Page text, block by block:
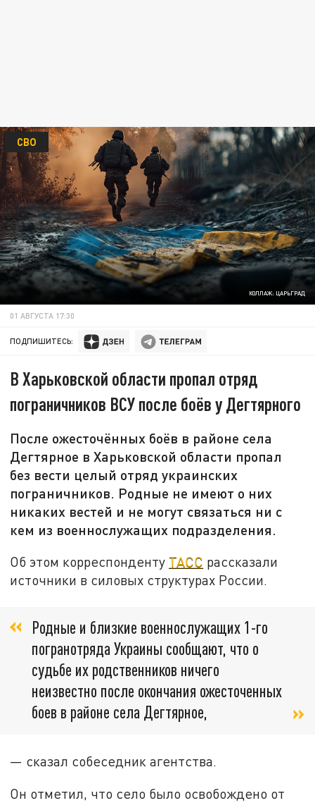
КОЛЛАЖ: ЦАРЬГРАД
СВО
01 АВГУСТА 17:30
ПОДПИШИТЕСЬ:
В Харьковской области пропал отряд
пограничников ВСУ после боёв у Дегтярного
После ожесточённых боёв в районе села
Дегтярное в Харьковской области пропал
без вести целый отряд украинских
пограничников. Родные не имеют о них
никаких вестей и не могут связаться ни с
кем из военнослужащих подразделения.
Об этом корреспонденту ТАСС рассказали
источники в силовых структурах России.
Родные и близкие военнослужащих 1-го
погранотряда Украины сообщают, что о
судьбе их родственников ничего
неизвестно после окончания ожесточенных
боев в районе села Дегтярное,
— сказал собеседник агентства.
Он отметил, что село было освобождено от